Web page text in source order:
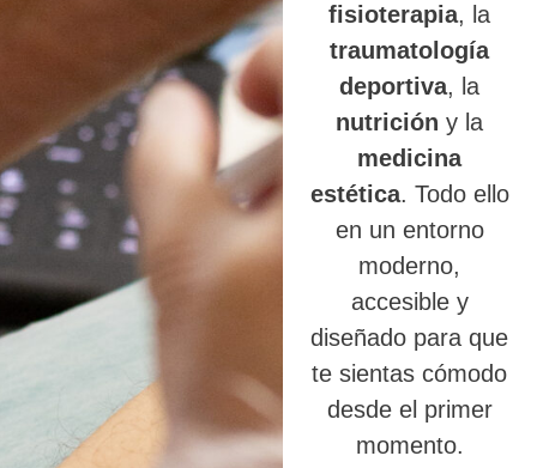
fisioterapia, la
traumatología
deportiva, la
nutrición y la
medicina
estética. Todo ello
en un entorno
moderno,
accesible y
diseñado para que
te sientas cómodo
desde el primer
momento.